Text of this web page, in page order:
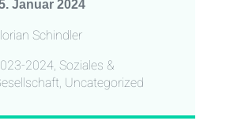
Januar 2024
Schindler
2024, Soziales &
, Uncategorized